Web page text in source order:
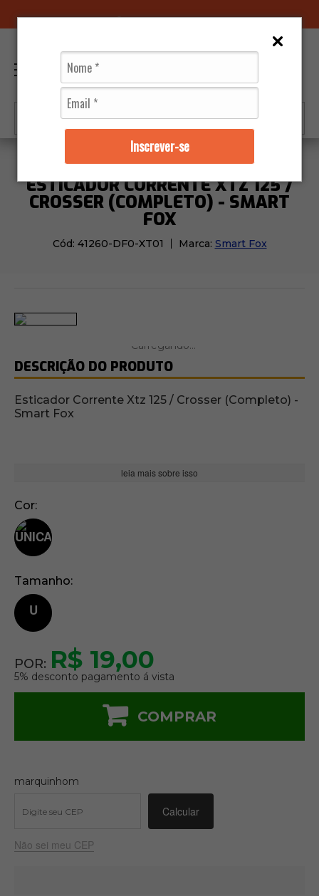
Inscrever-se
Transmissão Esticador Corrente Xtz
ESTICADOR CORRENTE XTZ 125 /
CROSSER (COMPLETO) - SMART
FOX
Cód: 41260-DF0-XT01 Marca: Smart Fox
DESCRIÇÃO DO PRODUTO
Esticador Corrente Xtz 125 / Crosser (Completo) -
Smart Fox
leia mais sobre isso
Cor
Tamanho
U
POR: R$ 19,00
5% desconto pagamento á vista
COMPRAR
marquinhom
Não sei meu CEP